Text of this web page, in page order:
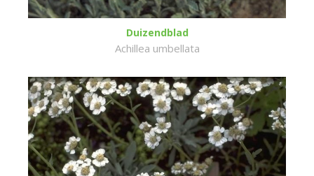
Duizendblad
Achillea umbellata